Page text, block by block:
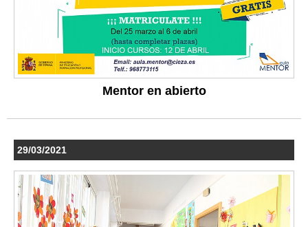
Mentor en abierto
29/03/2021